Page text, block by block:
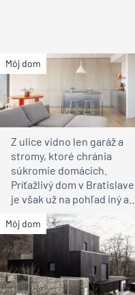
Môj dom
Z ulice vidno len garáž a
stromy, ktoré chránia
súkromie domácich.
Príťažlivý dom v Bratislave
je však už na pohľad iný ako
susedia
Môj dom